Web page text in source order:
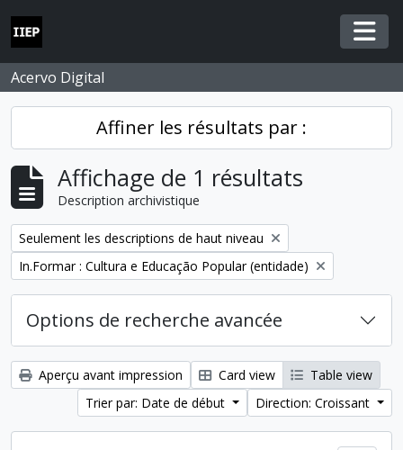
Skip to main content
Acervo Digital
Affiner les résultats par :
Affichage de 1 résultats
Description archivistique
Remove filter:
Seulement les descriptions de haut niveau
Remove filter:
In.Formar : Cultura e Educação Popular (entidade)
Options de recherche avancée
Aperçu avant impression Card view
Table view
Trier par: Date de début
Direction: Croissant